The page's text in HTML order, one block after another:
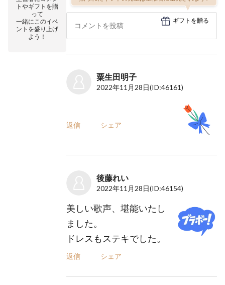
トやギフトを贈
って
一緒にこのイベ
ントを盛り上げ
よう！
ギフトを贈る
粟生田明子
2022年11月28日(ID:46161)
返信 シェア
後藤れい
2022年11月28日(ID:46154)
美しい歌声、堪能いたし
ました。
ドレスもステキでした。
返信 シェア